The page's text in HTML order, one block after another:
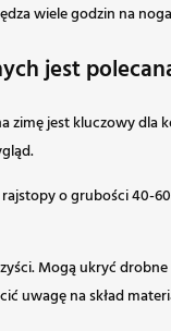
wiele godzin na
jest
jest kluczowy dla
o grubości 40-
Mogą ukryć
uwagę na skład